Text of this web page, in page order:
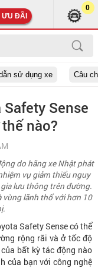
ƯU ĐÃI
0
sử dụng xe Câu
Sense
nào?
do hãng xe Nhật phát
vụ giảm thiểu nguy
lưu thông trên đường.
vùng lãnh thổ với hơn 10
Safety Sense có thể
rộng rãi và ở tốc độ
bất kỳ tác động nào
của bạn với công nghệ